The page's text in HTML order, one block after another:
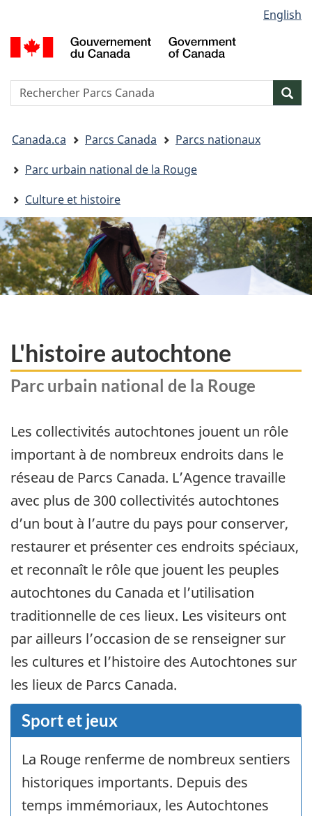
au
contenu
« Au
du
la
HTML
de
la
langue
English
Reserche
êtes
ici&nbsp;:
Canada.ca Parcs Canada
Parcs nationaux
Parc urbain national de la Rouge
Culture et histoire
L'histoire autochtone
Parc urbain national de la Rouge
Les collectivités autochtones jouent un rôle
important à de nombreux endroits dans le
réseau de Parcs Canada. L’Agence travaille
avec plus de 300 collectivités autochtones
d’un bout à l’autre du pays pour conserver,
restaurer et présenter ces endroits spéciaux,
et reconnaît le rôle que jouent les peuples
autochtones du Canada et l’utilisation
traditionnelle de ces lieux. Les visiteurs ont
par ailleurs l’occasion de se renseigner sur
les cultures et l’histoire des Autochtones sur
les lieux de Parcs Canada.
Sport et jeux
La Rouge renferme de nombreux sentiers
historiques importants. Depuis des
temps immémoriaux, les Autochtones